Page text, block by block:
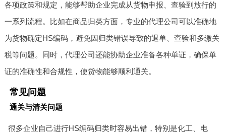
各项政策和规定，能够帮助企业完成从货物申报、查验到放行的
一系列流程。比如在商品归类方面，专业的代理公司可以准确地
为货物确定HS编码，避免因归类错误导致的退单、查验和多缴关
税等问题。同时，代理公司还能协助企业准备各种单证，确保单
证的准确性和合规性，使货物能够顺利通关。
常见问题
通关与清关问题
很多企业自己进行HS编码归类时容易出错，特别是化工、电